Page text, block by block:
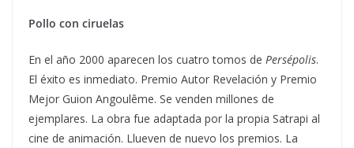
Pollo con ciruelas
En el año 2000 aparecen los cuatro tomos de Persépolis.
El éxito es inmediato. Premio Autor Revelación y Premio
Mejor Guion Angoulême. Se venden millones de
ejemplares. La obra fue adaptada por la propia Satrapi al
cine de animación. Llueven de nuevo los premios. La